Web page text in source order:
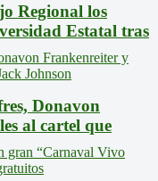
Regional los
Estatal tras
Donavon
al cartel que